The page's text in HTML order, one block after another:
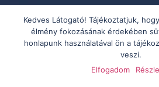
Kedves Látogató! Tájékoztatjuk,
élmény fokozásának érdekében
honlapunk használatával ön a
veszi.
Elfogadom